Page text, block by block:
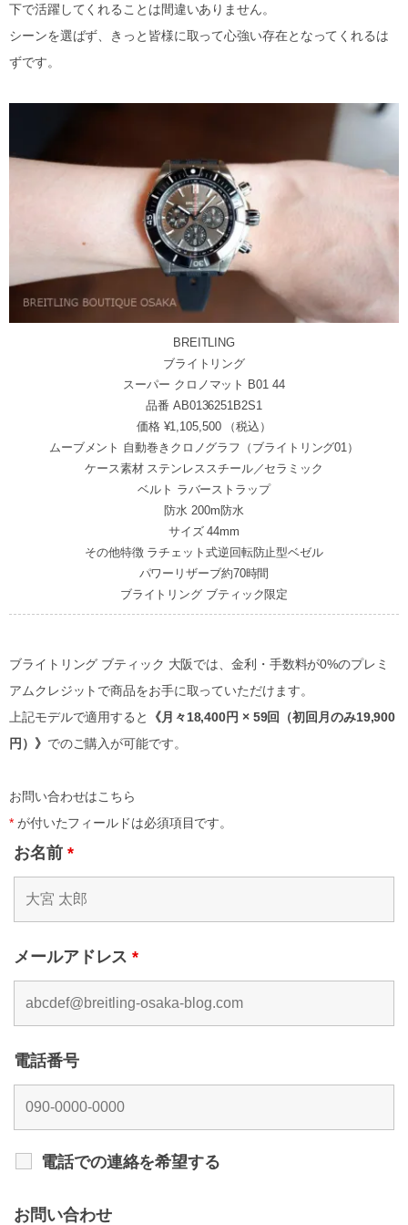
下で活躍してくれることは間違いありません。
シーンを選ばず、きっと皆様に取って心強い存在となってくれるは
ずです。
BREITLING
ブライトリング
スーパー クロノマット B01 44
品番 AB0136251B2S1
価格 ¥1,105,500 （税込）
ムーブメント 自動巻きクロノグラフ（ブライトリング01）
ケース素材 ステンレススチール／セラミック
ベルト ラバーストラップ
防水 200m防水
サイズ 44mm
その他特徴 ラチェット式逆回転防止型ベゼル
パワーリザーブ約70時間
ブライトリング ブティック限定
ブライトリング ブティック 大阪では、金利・手数料が0%のプレミ
アムクレジットで商品をお手に取っていただけます。
上記モデルで適用すると
《月々18,400円 × 59回（初回月のみ19,900
円）》 でのご購入が可能です。
お問い合わせはこちら
*が付いたフィールドは必須項目です。
お名前 *
メールアドレス*
電話番号
電話での連絡を希望する
お問い合わせ